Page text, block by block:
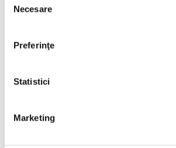
consimțământului
Necesare
Preferinţe
Statistici
Marketing
Transformare Digitală